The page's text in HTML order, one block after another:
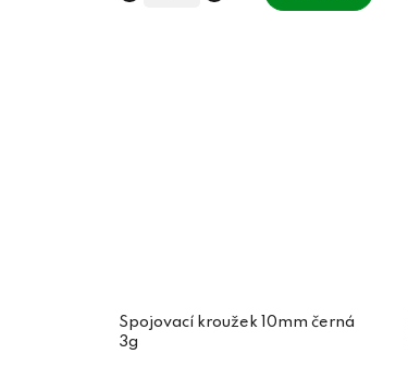
Spojovací kroužek 10mm černá
3g